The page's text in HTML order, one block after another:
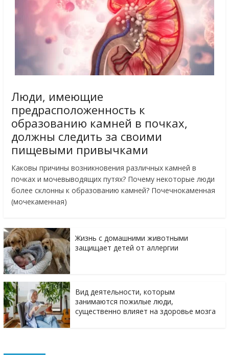
Люди, имеющие
предрасположенность к
образованию камней в почках,
должны следить за своими
пищевыми привычками
Каковы причины возникновения различных камней в
почках и мочевыводящих путях? Почему некоторые люди
более склонны к образованию камней? Почечнокаменная
(мочекаменная)
Жизнь с домашними животными
защищает детей от аллергии
Вид деятельности, которым
занимаются пожилые люди,
существенно влияет на здоровье мозга